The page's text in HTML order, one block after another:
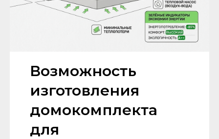
Возможность
изготовления
домокомплекта
для